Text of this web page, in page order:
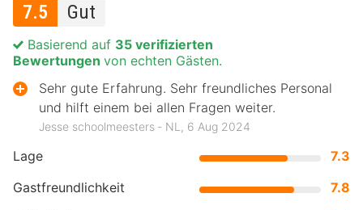
7.5 Gut
Lage
7.3
Gastfreundlichkeit
7.8
Basierend auf 35 verifizierten
Bewertungen von echten Gästen.
Sehr gute Erfahrung. Sehr freundliches Personal
und hilft einem bei allen Fragen weiter.
Jesse schoolmeesters ‐ NL, 6 Aug 2024